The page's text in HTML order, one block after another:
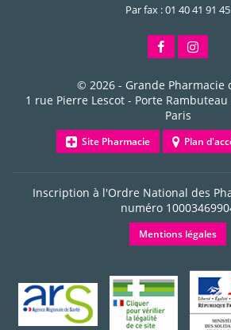
Par fax : 01 40 41 91 45
© 2026 - Grande Pharmacie
1 rue Pierre Lescot - Porte
Paris
Site Pharmacie Plan
Inscription à l'Ordre National des
numéro
Mentions légales